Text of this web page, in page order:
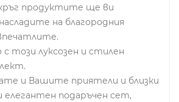
продуктите ще ви
на благородния
този луксозен и стилен
и Вашите приятели и близки
елегантен подаръчен сет,